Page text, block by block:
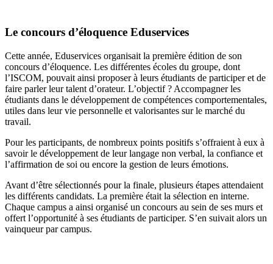
Le concours d’éloquence Eduservices
Cette année, Eduservices organisait la première édition de son
concours d’éloquence. Les différentes écoles du groupe, dont
l’ISCOM, pouvait ainsi proposer à leurs étudiants de participer et de
faire parler leur talent d’orateur. L’objectif ? Accompagner les
étudiants dans le développement de compétences comportementales,
utiles dans leur vie personnelle et valorisantes sur le marché du
travail.
Pour les participants, de nombreux points positifs s’offraient à eux à
savoir le développement de leur langage non verbal, la confiance et
l’affirmation de soi ou encore la gestion de leurs émotions.
Avant d’être sélectionnés pour la finale, plusieurs étapes attendaient
les différents candidats. La première était la sélection en interne.
Chaque campus a ainsi organisé un concours au sein de ses murs et
offert l’opportunité à ses étudiants de participer. S’en suivait alors un
vainqueur par campus.